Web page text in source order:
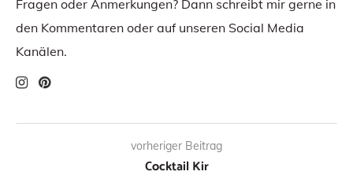
Fragen oder Anmerkungen? Dann schreibt mir gerne in
den Kommentaren oder auf unseren Social Media
Kanälen.
vorheriger Beitrag
Cocktail Kir